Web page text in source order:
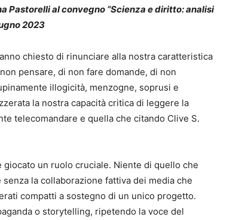
Pastorelli al convegno “Scienza e diritto: analisi
2023
chiesto di rinunciare alla nostra caratteristica
pensare, di non fare domande, di non
illogicità, menzogne, soprusi e
la nostra capacità critica di leggere la
telecomandare e quella che citando Clive S.
un ruolo cruciale. Niente di quello che
la collaborazione fattiva dei media che
compatti a sostegno di un unico progetto.
o storytelling, ripetendo la voce del